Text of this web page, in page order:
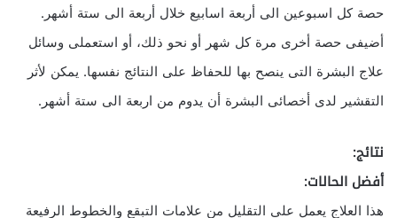
حصة كل اسبوعين الى أربعة اسابيع خلال أربعة الى ستة أشهر.
أضيفى حصة أخرى مرة كل شهر أو نحو ذلك، أو استعملى وسائل
علاج البشرة التى ينصح بها للحفاظ على النتائج نفسها. يمكن لأثر
التقشير لدى أخصائى البشرة أن يدوم من اربعة الى ستة أشهر.
نتائج:
أفضل الحالات:
هذا العلاج يعمل على التقليل من علامات التبقع والخطوط الرفيعة